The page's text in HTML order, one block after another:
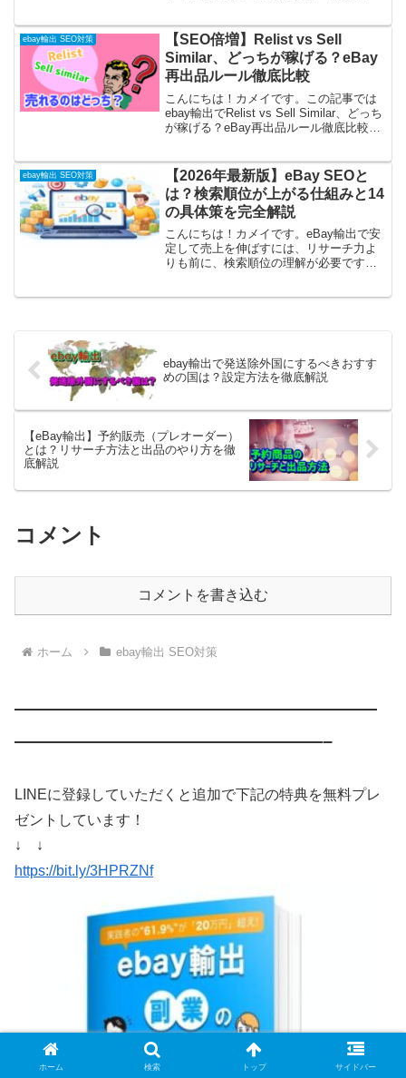
ある時気づいたんです。原因は“タイト
ル”でした。実際にタイト...
ebay輸出 SEO対策
【SEO倍増】Relist vs Sell
Similar、どっちが稼げる？eBay
再出品ルール徹底比較
こんにちは！カメイです。この記事では
ebay輸出でRelist vs Sell Similar、どっち
が稼げる？eBay再出品ルール徹底比較し
similar...
ebay輸出 SEO対策
【2026年最新版】eBay SEOと
は？検索順位が上がる仕組みと14
の具体策を完全解説
こんにちは！カメイです。eBay輸出で安
定して売上を伸ばすには、リサーチ力よ
りも前に、検索順位の理解が必要です。
ebay輸出で発送除外国にするべきおすす
めの国は？設定方法を徹底解説
【eBay輸出】予約販売（プレオーダー）
とは？リサーチ方法と出品のやり方を徹
底解説
コメント
コメントを書き込む
ホーム ebay輸出 SEO対策
————————————————————
—————————————————–
LINEに登録していただくと追加で下記の特典を無料プレ
ゼントしています！
↓ ↓
https://bit.ly/3HPRZNf
ホーム 検索 トップ サイドバー